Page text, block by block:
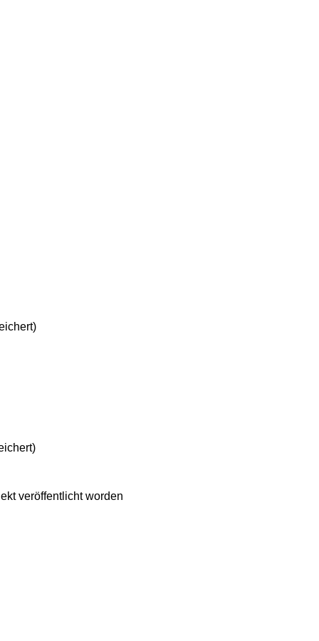
veröffentlicht worden